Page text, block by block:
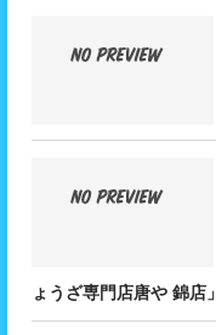
ょうざ専門店唐や 錦店」